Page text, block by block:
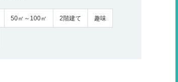
50㎡～100㎡ 2階建て 趣味